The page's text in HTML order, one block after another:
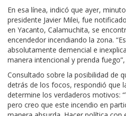
En esa línea, indicó que ayer,
presidente Javier Milei, fue
en Yacanto, Calamuchita, se
encendedor incendiando la zona. “Es
absolutamente demencial e
manera intencional y prenda
Consultado sobre la posibilidad de
detrás de los focos, respondió que
determine los verdaderos motivos:
pero creo que este incendio en